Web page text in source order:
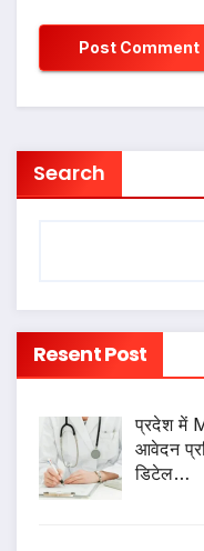
Search
Resent Post
प्रदेश में
आवेदन
डिटेल…